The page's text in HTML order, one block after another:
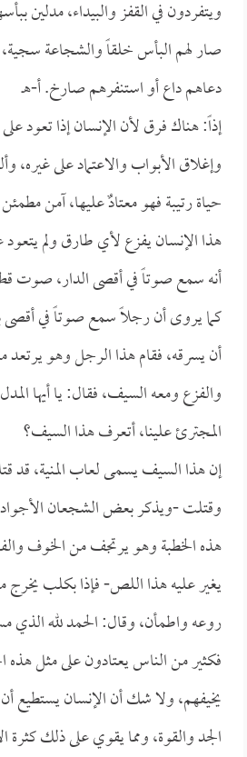
ويتفردون في القفز والبيداء، مدلين
صار لهم البأس خلقاً والشجاعة
دعاهم داع أو استنفرهم صارخ. أ-هـ
إذاً: هناك فرق لأن الإنسان إذا تعود
وإغلاق الأبواب والاعتماد على غيره،
حياة رتيبة فهو معتادٌ عليها، آمن
هذا الإنسان يفزع لأي طارق ولم
أنه سمع صوتاً في أقصى الدار، صوت
كما يروى أن رجلاً سمع صوتاً في أقصى
أن يسرقه، فقام هذا الرجل وهو
والفزع ومعه السيف، فقال: يا أيها المدل
المجترئ علينا، أتعرف هذا السيف؟
إن هذا السيف يسمى لعاب المنية، قد
وقتلت -ويذكر بعض الشجعان الأجواد
هذه الخطبة وهو يرتجف من الخوف
يغير عليه هذا اللص- فإذا بكلب يخرج
روعه واطمأن، وقال: الحمد لله الذي
فكثير من الناس يعتادون على مثل
يخيفهم، ولا شك أن الإنسان يستطيع
الجد والقوة، ومما يقوي على ذلك كثرة